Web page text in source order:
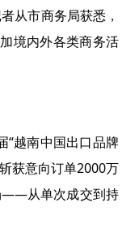
市商务局获悉，
境内外各类商务活
越南中国出口品牌
获意向订单2000万
——从单次成交到持